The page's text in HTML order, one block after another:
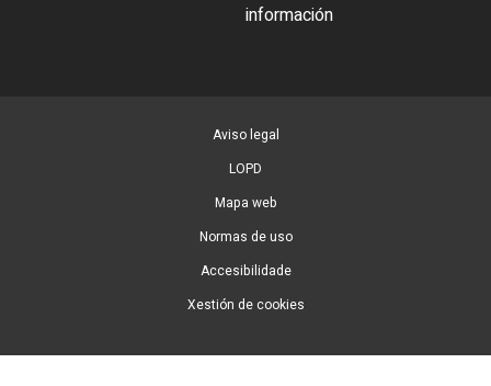
información
Aviso legal
LOPD
Mapa web
Normas de uso
Accesibilidade
Xestión de cookies